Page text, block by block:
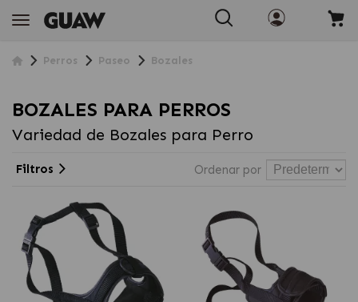
Perros Paseo Bozales
BOZALES PARA PERROS
Variedad de Bozales para Perro
Ordenar por
Filtros